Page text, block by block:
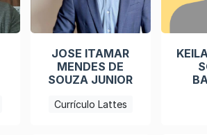
JOSE ITAMAR
MENDES DE
SOUZA JUNIOR
Currículo Lattes